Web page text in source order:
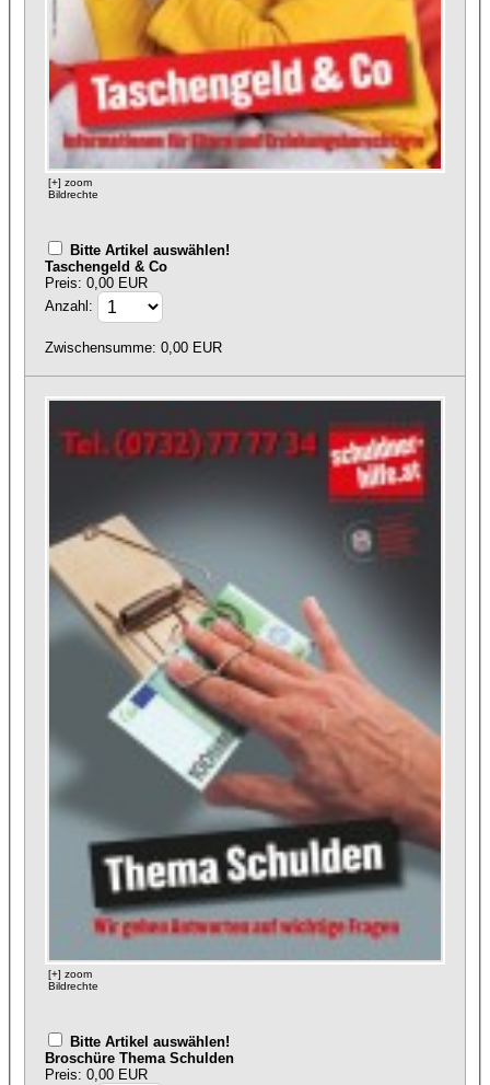
[+] zoom
Bildrechte
Bitte Artikel auswählen!
Taschengeld & Co
Preis: 0,00 EUR
Anzahl:
Zwischensumme: 0,00 EUR
[+] zoom
Bildrechte
Bitte Artikel auswählen!
Broschüre Thema Schulden
Preis: 0,00 EUR